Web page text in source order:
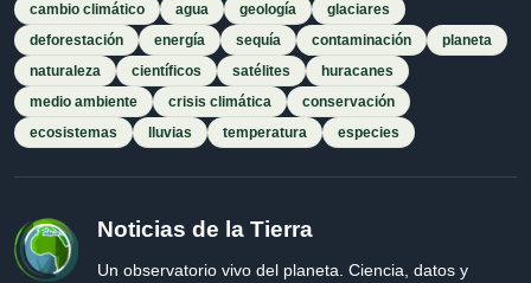
cambio climático
agua geología
glaciares
deforestación
energía sequía contaminación
planeta
naturaleza
científicos satélites
huracanes
medio ambiente
crisis climática
conservación
ecosistemas
lluvias temperatura especies
Noticias de la Tierra
Un observatorio vivo del planeta. Ciencia, datos y